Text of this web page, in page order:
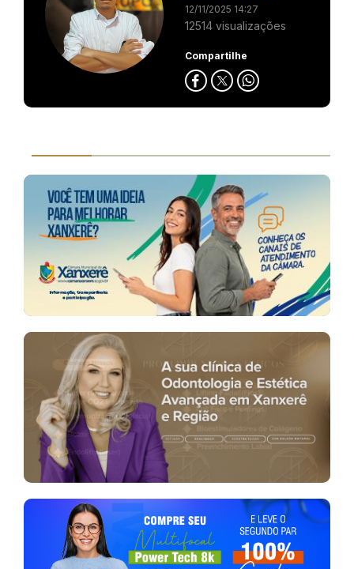
12/11/2025 14:27
12514 visualizações
Compartilhe